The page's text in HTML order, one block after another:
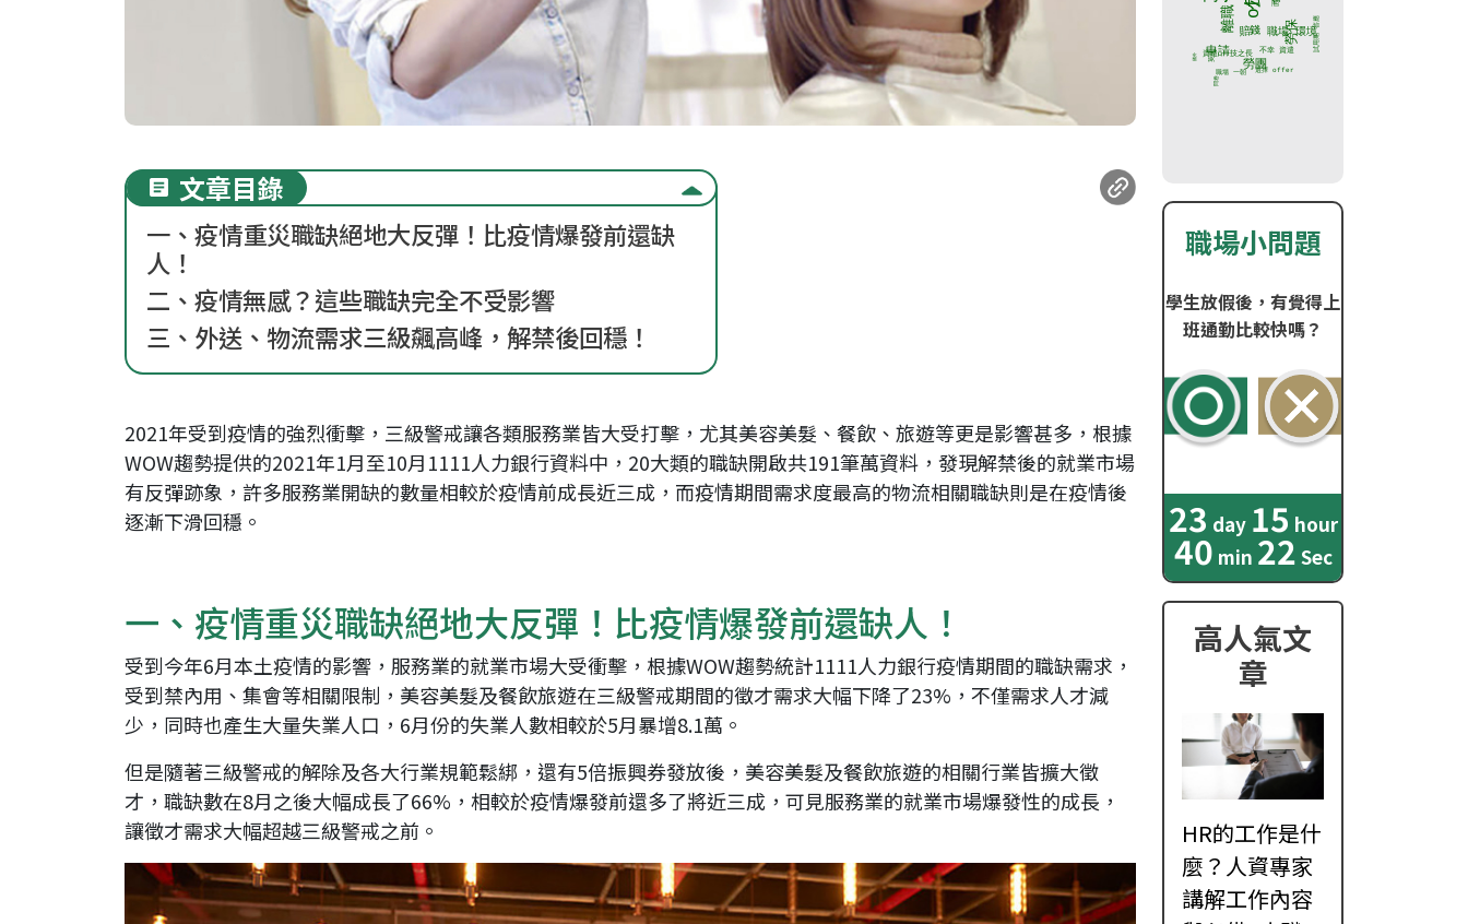
文章目錄
一、疫情重災職缺絕地大反彈！比疫情爆發前還缺
人！
二、疫情無感？這些職缺完全不受影響
三、外送、物流需求三級飆高峰，解禁後回穩！
2021年受到疫情的強烈衝擊，三級警戒讓各類服務業皆大受打擊，尤其美容美髮、餐飲、旅遊等更是影響甚多，根據
WOW趨勢提供的2021年1月至10月1111人力銀行資料中，20大類的職缺開啟共191筆萬資料，發現解禁後的就業市場
有反彈跡象，許多服務業開缺的數量相較於疫情前成長近三成，而疫情期間需求度最高的物流相關職缺則是在疫情後
逐漸下滑回穩。
一、疫情重災職缺絕地大反彈！比疫情爆發前還缺人！
受到今年6月本土疫情的影響，服務業的就業市場大受衝擊，根據WOW趨勢統計1111人力銀行疫情期間的職缺需求，
受到禁內用、集會等相關限制，美容美髮及餐飲旅遊在三級警戒期間的徵才需求大幅下降了23%，不僅需求人才減
少，同時也產生大量失業人口，6月份的失業人數相較於5月暴增8.1萬。
但是隨著三級警戒的解除及各大行業規範鬆綁，還有5倍振興券發放後，美容美髮及餐飲旅遊的相關行業皆擴大徵
才，職缺數在8月之後大幅成長了66%，相較於疫情爆發前還多了將近三成，可見服務業的就業市場爆發性的成長，
讓徵才需求大幅超越三級警戒之前。
職場小問題
學生放假後，有覺得上
班通勤比較快嗎？
23 day 15 hour
40 min 20 Sec
高人氣文
章
HR的工作是什
麼？人資專家
講解工作內容